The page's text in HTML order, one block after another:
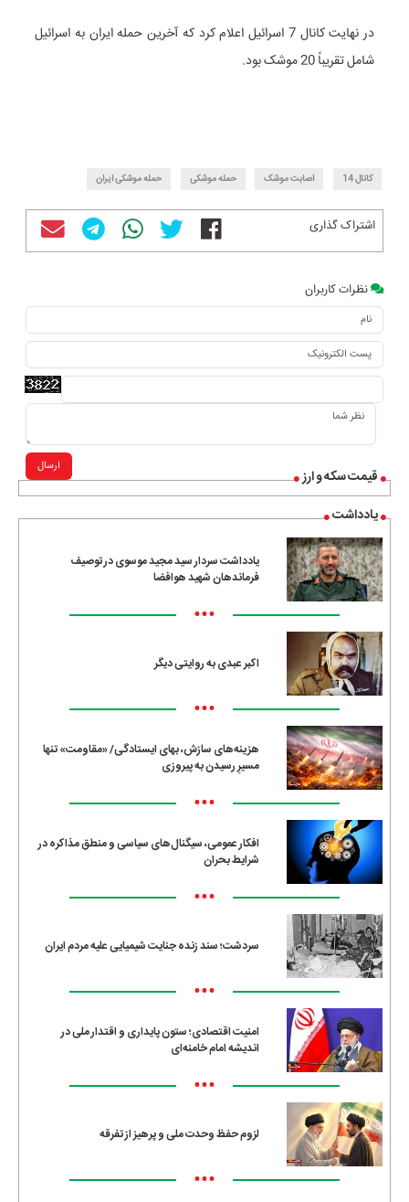
قیمت سکه و ارز
یادداشت
یادداشت سردار سید مجید موسوی در توصیف
فرماندهان شهید هوافضا
•••
اکبر عبدی به روایتی دیگر
•••
هزینه‌های سازش، بهای ایستادگی/ «مقاومت» تنها
مسیرِ رسیدن به پیروزی
•••
افکار عمومی، سیگنال‌های سیاسی و منطق مذاکره در
شرایط بحران
•••
سردشت؛ سند زنده جنایت شیمیایی علیه مردم ایران
•••
امنیت اقتصادی؛ ستون پایداری و اقتدار ملی در
اندیشه امام خامنه‌ای
•••
لزوم حفظ وحدت ملی و پرهیز از تفرقه
•••
در نهایت کانال 7 اسرائیل اعلام کرد که آخرین حمله ایران به اسرائیل
شامل تقریباً 20 موشک بود.
کانال 14 اصابت موشک حمله موشکی حمله موشکی ایران
اشتراک گذاری
نظرات کاربران
ارسال